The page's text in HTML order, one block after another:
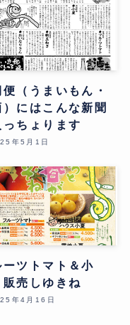
便（うまいもん・
）にはこんな新聞
っちょります
年5月1日
ーツトマト＆小
販売しゆきね
年4月16日